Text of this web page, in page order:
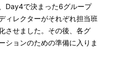
Day4で決まった6グループ
ィレクターがそれぞれ担当班
させました。その後、各グ
ションのための準備に入りま